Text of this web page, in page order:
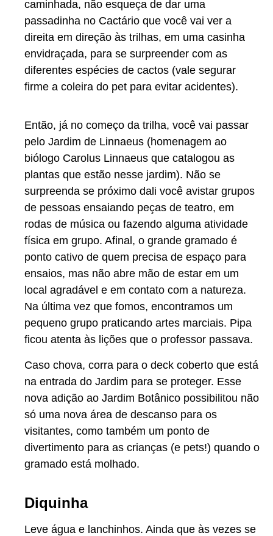
caminhada, não esqueça de dar uma
passadinha no Cactário que você vai ver a
direita em direção às trilhas, em uma casinha
envidraçada, para se surpreender com as
diferentes espécies de cactos (vale segurar
firme a coleira do pet para evitar acidentes).
Então, já no começo da trilha, você vai passar
pelo Jardim de Linnaeus (homenagem ao
biólogo Carolus Linnaeus que catalogou as
plantas que estão nesse jardim). Não se
surpreenda se próximo dali você avistar grupos
de pessoas ensaiando peças de teatro, em
rodas de música ou fazendo alguma atividade
física em grupo. Afinal, o grande gramado é
ponto cativo de quem precisa de espaço para
ensaios, mas não abre mão de estar em um
local agradável e em contato com a natureza.
Na última vez que fomos, encontramos um
pequeno grupo praticando artes marciais. Pipa
ficou atenta às lições que o professor passava.
Caso chova, corra para o deck coberto que está
na entrada do Jardim para se proteger. Esse
nova adição ao Jardim Botânico possibilitou não
só uma nova área de descanso para os
visitantes, como também um ponto de
divertimento para as crianças (e pets!) quando o
gramado está molhado.
Diquinha
Leve água e lanchinhos. Ainda que às vezes se